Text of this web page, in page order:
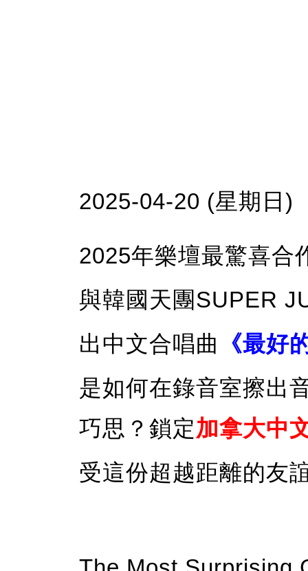
2025-04-20 (星期日)
2025年樂壇最驚喜合
與韓國天團SUPER
出中文合唱曲
《最好
是如何在錄音室擦出
巧思？鎖定加拿大中
受這份超越距離的友